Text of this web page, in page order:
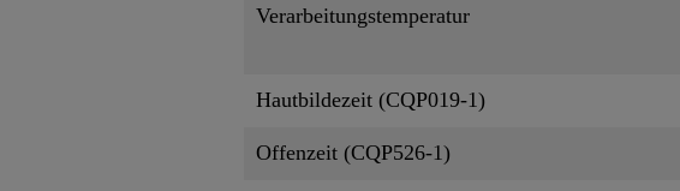
Verarbeitungstemperatur
Hautbildezeit (CQP019-1)
Offenzeit (CQP526-1)